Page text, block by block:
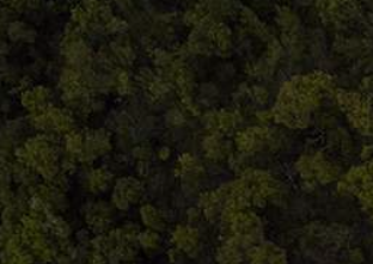
Contact@atelieruldeistorie.ro
0748.884.543
Termeni și condiții
ANPC
Home Despre noi Produse
Termeni și condiții